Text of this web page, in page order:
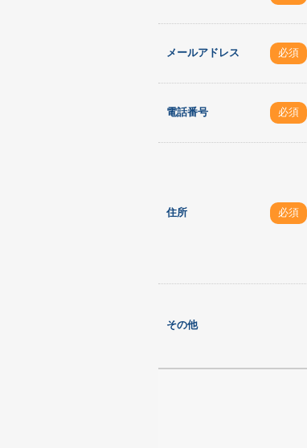
メールアドレス 必須
電話番号 必須
住所 必須
その他